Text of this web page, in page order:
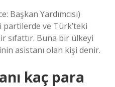
Başkan Yardımcısı)
ve Türk’teki
sıfattır. Buna bir ülkeyi
asistanı olan kişi denir.
kaç para